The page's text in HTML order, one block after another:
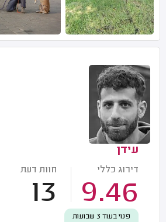
עידן
דירוג כללי
9.46
חוות דעת
13
פנוי בעוד 3 שבועות